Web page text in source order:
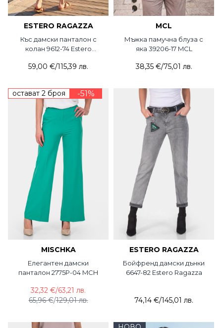
ESTERO RAGAZZA
Къс дамски панталон с
колан 9612-74 Estero
59,00 €/115,39 лв.
MCL
Мъжка памучна блуза с
яка 39206-17 MCL
38,35 €/75,01 лв.
остават 2 броя -51%
MISCHKA
Елегантен дамски
панталон 2775P-04 MCH
65,96 €/129,01 лв.
32,32 €/63,21 лв.
ESTERO RAGAZZA
Бойфренд дамски дънки
6647-82 Estero Ragazza
74,14 €/145,01 лв.